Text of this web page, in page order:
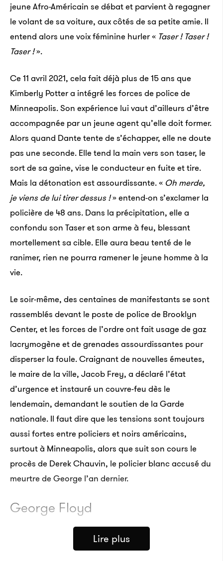
jeune Afro-Américain se débat et parvient à regagner
le volant de sa voiture, aux côtés de sa petite amie. Il
entend alors une voix féminine hurler « Taser ! Taser !
Taser !».
Ce 11 avril 2021, cela fait déjà plus de 15 ans que
Kimberly Potter a intégré les forces de police de
Minneapolis. Son expérience lui vaut d’ailleurs d’être
accompagnée par un jeune agent qu’elle doit former.
Alors quand Dante tente de s’échapper, elle ne doute
pas une seconde. Elle tend la main vers son taser, le
sort de sa gaine, vise le conducteur en fuite et tire.
Mais la détonation est assourdissante. « Oh merde,
je viens de lui tirer dessus !» entend-on s’exclamer la
policière de 48 ans. Dans la précipitation, elle a
confondu son Taser et son arme à feu, blessant
mortellement sa cible. Elle aura beau tenté de le
ranimer, rien ne pourra ramener le jeune homme à la
vie.
Le soir-même, des centaines de manifestants se sont
rassemblés devant le poste de police de Brooklyn
Center, et les forces de l’ordre ont fait usage de gaz
lacrymogène et de grenades assourdissantes pour
disperser la foule. Craignant de nouvelles émeutes,
le maire de la ville, Jacob Frey, a déclaré l’état
d’urgence et instauré un couvre-feu dès le
lendemain, demandant le soutien de la Garde
nationale. Il faut dire que les tensions sont toujours
aussi fortes entre policiers et noirs américains,
surtout à Minneapolis, alors que suit son cours le
procès de Derek Chauvin, le policier blanc accusé du
meurtre de George l’an dernier.
George Floyd
À l’arrière d’une voiture de police, un homme est
Lire plus